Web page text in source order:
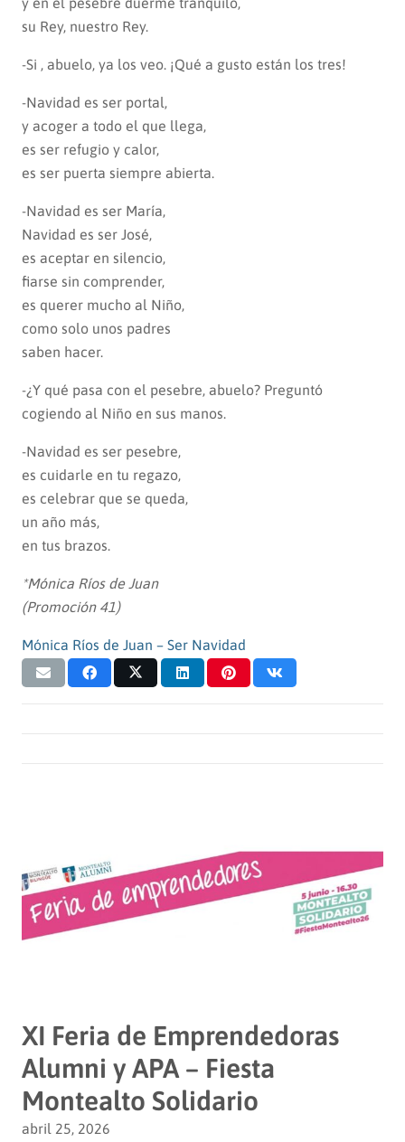
su Rey, nuestro Rey.
-Si , abuelo, ya los veo. ¡Qué a gusto están los tres!
-Navidad es ser portal,
y acoger a todo el que llega,
es ser refugio y calor,
es ser puerta siempre abierta.
-Navidad es ser María,
Navidad es ser José,
es aceptar en silencio,
fiarse sin comprender,
es querer mucho al Niño,
como solo unos padres
saben hacer.
-¿Y qué pasa con el pesebre, abuelo? Preguntó
cogiendo al Niño en sus manos.
-Navidad es ser pesebre,
es cuidarle en tu regazo,
es celebrar que se queda,
un año más,
en tus brazos.
*Mónica Ríos de Juan
(Promoción 41)
Mónica Ríos de Juan – Ser Navidad
XI Feria de Emprendedoras
Alumni y APA – Fiesta
Montealto Solidario
abril 25, 2026